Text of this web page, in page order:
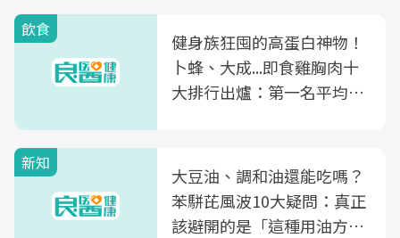
飲食
健身族狂囤的高蛋白神物！
卜蜂、大成...即食雞胸肉十
大排行出爐：第一名平均一
新知
大豆油、調和油還能吃嗎？
苯駢芘風波10大疑問：真正
該避開的是「這種用油方